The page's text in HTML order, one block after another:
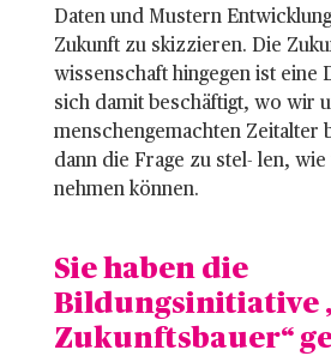
Daten und Mustern
Zukunft zu skizzieren. Die
wissenschaft hingegen ist eine
sich damit beschäftigt, wo wir
menschengemachten Zeitalter
dann die Frage zu stel- len,
nehmen können.
Sie haben die
Bildungsinitiative
Zukunftsbauer“